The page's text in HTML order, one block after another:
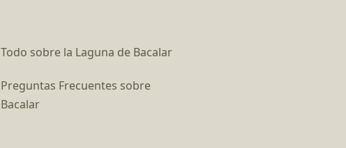
Todo sobre la Laguna de Bacalar
Preguntas Frecuentes sobre
Bacalar